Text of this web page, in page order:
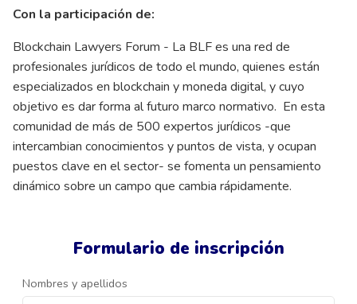
Formulario de inscripción
Nombres y apellidos
Con la participación de:
Blockchain Lawyers Forum - La BLF es una red de
profesionales jurídicos de todo el mundo, quienes están
especializados en blockchain y moneda digital, y cuyo
objetivo es dar forma al futuro marco normativo. En esta
comunidad de más de 500 expertos jurídicos -que
intercambian conocimientos y puntos de vista, y ocupan
puestos clave en el sector- se fomenta un pensamiento
dinámico sobre un campo que cambia rápidamente.